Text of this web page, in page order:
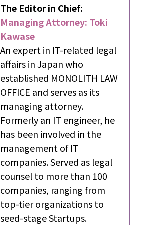
The Editor in Chief:
Managing Attorney: Toki
Kawase
An expert in IT-related legal
affairs in Japan who
established MONOLITH LAW
OFFICE and serves as its
managing attorney.
Formerly an IT engineer, he
has been involved in the
management of IT
companies. Served as legal
counsel to more than 100
companies, ranging from
top-tier organizations to
seed-stage Startups.